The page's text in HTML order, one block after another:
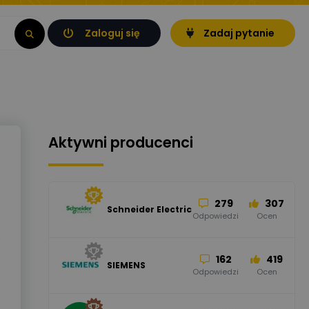
Zaloguj się Zadaj pytanie
Aktywni producenci
Schneider Electric 279
Odpowiedzi
307
Ocen
SIEMENS 162
Odpowiedzi
419
Ocen